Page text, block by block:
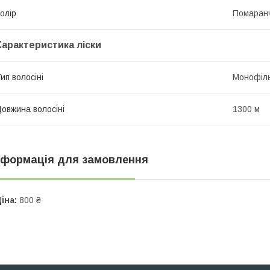
ліски
волосіні
волосіні 1300 м
для замовлення
800 ₴